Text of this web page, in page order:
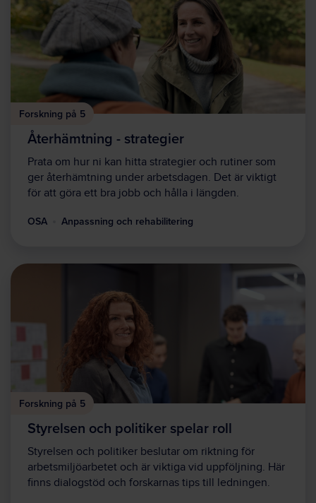
Forskning på 5
Återhämtning - strategier
Prata om hur ni kan hitta strategier och rutiner som
ger återhämtning under arbetsdagen. Det är viktigt
för att göra ett bra jobb och hålla i längden.
OSA Anpassning och rehabilitering
Forskning på 5
Styrelsen och politiker spelar roll
Styrelsen och politiker beslutar om riktning för
arbetsmiljöarbetet och är viktiga vid uppföljning. Här
finns dialogstöd och forskarnas tips till ledningen.